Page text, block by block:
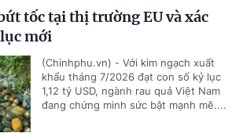
tốc tại thị trường EU và xác
mới
(Chinhphu.vn) - Với kim ngạch xuất
khẩu tháng 7/2026 đạt con số kỷ lục
1,12 tỷ USD, ngành rau quả Việt Nam
đang chứng minh sức bật mạnh mẽ....